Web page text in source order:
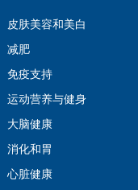
皮肤美容和美白
减肥
免疫支持
运动营养与健身
大脑健康
消化和胃
心脏健康